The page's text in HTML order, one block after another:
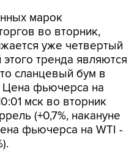
марок
во вторник,
уже четвертый
тренда являются
сланцевый бум в
фьючерса на
мск во вторник
(+0,7%, накануне
фьючерса на WTI -